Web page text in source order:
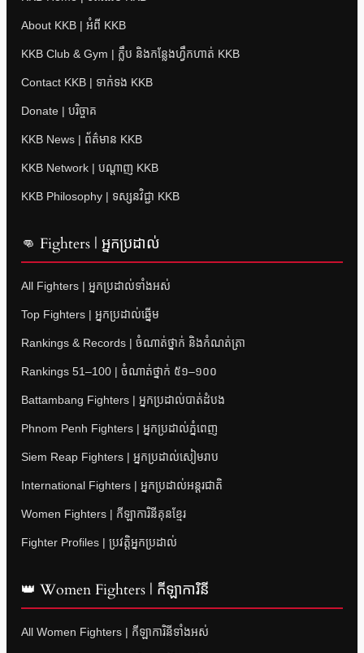
About KKB | អំពី KKB
KKB Club & Gym | ក្លឹប និងកន្លែងហ្វឹកហាត់ KKB
Contact KKB | ទាក់ទង KKB
Donate | បរិច្ចាគ
KKB News | ព័ត៌មាន KKB
KKB Network | បណ្តាញ KKB
KKB Philosophy | ទស្សនវិជ្ជា KKB
👊 Fighters | អ្នកប្រដាល់
All Fighters | អ្នកប្រដាល់ទាំងអស់
Top Fighters | អ្នកប្រដាល់ឆ្នើម
Rankings & Records | ចំណាត់ថ្នាក់ និងកំណត់ត្រា
Rankings 51–100 | ចំណាត់ថ្នាក់ ៥១–១០០
Battambang Fighters | អ្នកប្រដាល់បាត់ដំបង
Phnom Penh Fighters | អ្នកប្រដាល់ភ្នំពេញ
Siem Reap Fighters | អ្នកប្រដាល់សៀមរាប
International Fighters | អ្នកប្រដាល់អន្តរជាតិ
Women Fighters | កីឡាការិនីគុនខ្មែរ
Fighter Profiles | ប្រវត្តិអ្នកប្រដាល់
👑 Women Fighters | កីឡាការិនី
All Women Fighters | កីឡាការិនីទាំងអស់